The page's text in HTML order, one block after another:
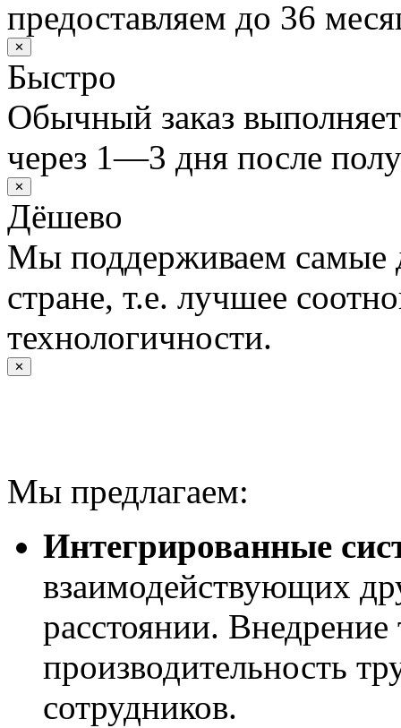
предоставляем до 36
✕
Быстро
Обычный заказ
через 1—3 дня после
✕
Дёшево
Мы поддерживаем самые
стране, т.е. лучшее
технологичности.
✕
Мы предлагаем:
Интегрированные
взаимодействующих
расстоянии.
производительность
сотрудников.